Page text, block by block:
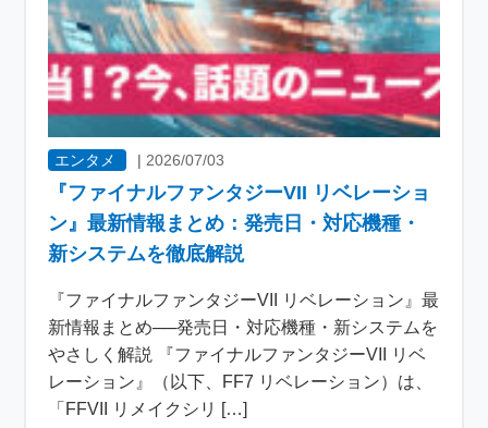
エンタメ | 2026/07/03
『ファイナルファンタジーVII リベレーショ
ン』最新情報まとめ：発売日・対応機種・
新システムを徹底解説
『ファイナルファンタジーVII リベレーション』最
新情報まとめ──発売日・対応機種・新システムを
やさしく解説 『ファイナルファンタジーVII リベ
レーション』（以下、FF7 リベレーション）は、
「FFVII リメイクシリ […]